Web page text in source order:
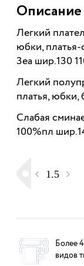
Описание
Легкий
юбки,
3еа шир.130
Легкий
платья, юбки,
Слабая
100%пл
Более
видов